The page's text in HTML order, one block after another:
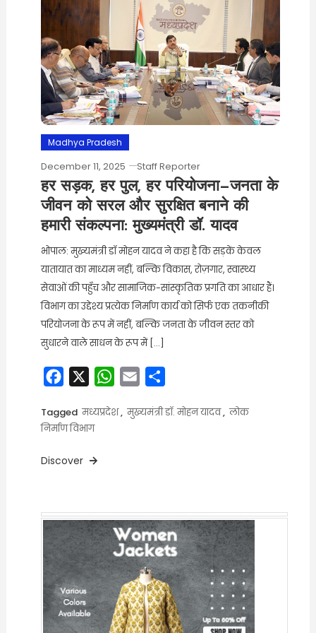
Madhya Pradesh
December 11, 2025 Staff Reporter
हर सड़क, हर पुल, हर परियोजना—जनता के
जीवन को सरल और सुरक्षित बनाने की
हमारी संकल्पना: मुख्यमंत्री डॉ. यादव
भोपाल: मुख्यमंत्री डॉ मोहन यादव ने कहा है कि सड़कें केवल
यातायात का माध्यम नहीं, बल्कि विकास, रोज़गार, स्वास्थ्य
सेवाओं की पहुँच और सामाजिक-सांस्कृतिक प्रगति का आधार हैं।
विभाग का उद्देश्य प्रत्येक निर्माण कार्य को सिर्फ एक तकनीकी
परियोजना के रूप में नहीं, बल्कि जनता के जीवन स्तर को
सुधारने वाले साधन के रूप में […]
Facebook WhatsApp
Email
Tagged मध्यप्रदेश, मुख्यमंत्री डॉ. मोहन यादव, लोक
निर्माण विभाग
Discover